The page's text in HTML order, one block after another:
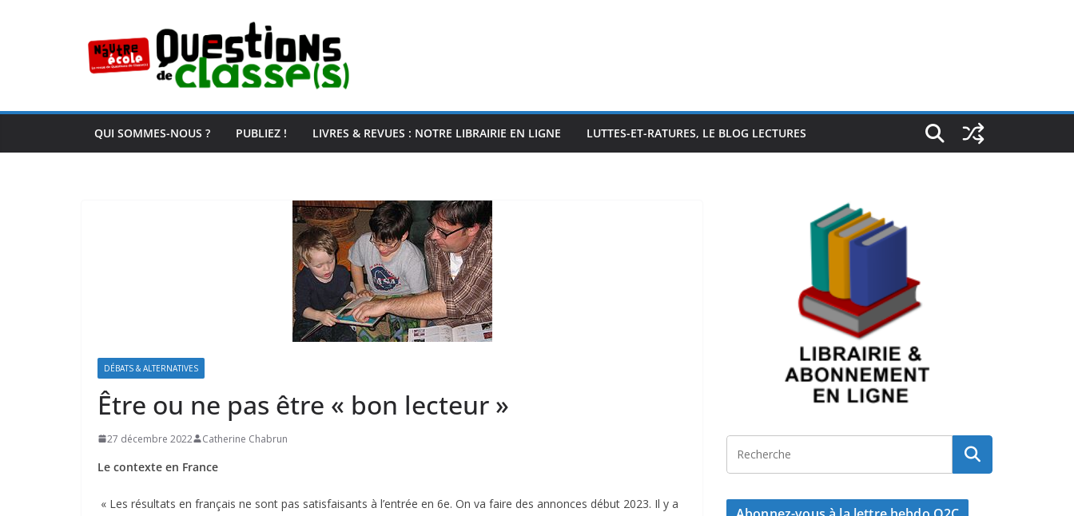
QUI SOMMES-NOUS ? PUBLIEZ ! LIVRES & REVUES : NOTRE LIBRAIRIE EN LIGNE LUTTES-ET-RATURES, LE BLOG LECTURES
DÉBATS & ALTERNATIVES
Être ou ne pas être « bon lecteur »
27 décembre 2022 Catherine Chabrun
Le contexte en France
« Les résultats en français ne sont pas satisfaisants à l’entrée en 6e. On va faire des annonces début 2023. Il y a